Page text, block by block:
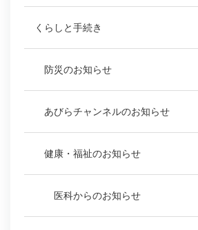
くらしと手続き
防災のお知らせ
あびらチャンネルのお知らせ
健康・福祉のお知らせ
医科からのお知らせ